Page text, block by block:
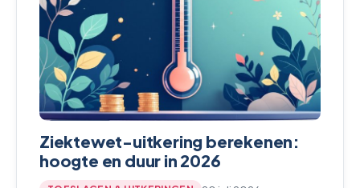
Ziektewet-uitkering berekenen:
hoogte en duur in 2026